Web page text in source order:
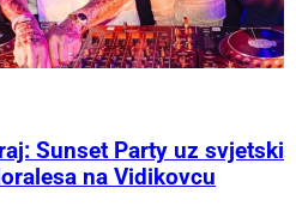
Sunset Party uz svjetski
na Vidikovcu